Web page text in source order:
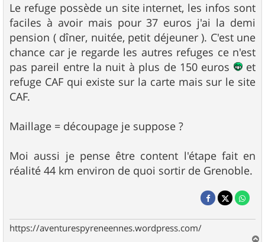
s
s
a
g
e
Le refuge possède un site internet, les infos sont
faciles à avoir mais pour 37 euros j'ai la demi
pension ( dîner, nuitée, petit déjeuner ). C'est une
chance car je regarde les autres refuges ce n'est
pas pareil entre la nuit à plus de 150 euros
et
refuge CAF qui existe sur la carte mais sur le site
CAF.
Maillage = découpage je suppose ?
Moi aussi je pense être content l'étape fait en
réalité 44 km environ de quoi sortir de Grenoble.
https://aventurespyreneennes.wordpress.com/